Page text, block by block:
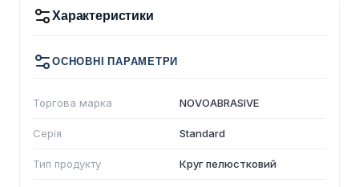
Характеристики
ОСНОВНІ ПАРАМЕТРИ
Торгова марка NOVOABRASIVE
Серія Standard
Тип продукту Круг пелюстковий